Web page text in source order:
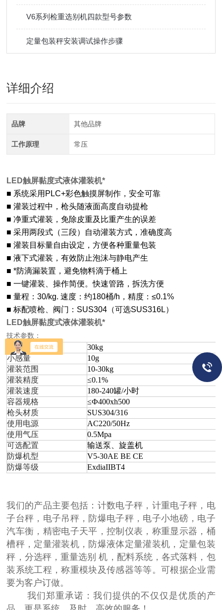
V6系列检重选别机四款型号参数
定量包装秤安装调试操作步骤
详细介绍
品牌 其他品牌
工作原理 常压
LED触屏黏度式液体灌装机*
■ 系统采用PLC+彩色触摸屏制作，安全可靠
■ 灌装过程中，枪头随液面高度自动提枪
■ 净重式灌装，免除皮重及比重产生的误差
■ 采用两段式（三段）自动灌装方式，准确度高
■ 灌装目标量自由设定，方便各种重量包装
■ 液下式灌装，有效防止泡沫与静电产生
■ *防滴漏装置，避免物料滴于桶上
■ 一键灌装、操作简便。快速管路，拆洗方便
■ 量程：30/kg. 速度：约180桶/h，精度：≤0.1%
■ 标配喷枪、阀门：SUS304（可选SUS316L）
LED触屏黏度式液体灌装机*
技术参数 ：
大称量
30kg
小感量
10g
灌装范围
10-30kg
灌装精度
≤0.1%
灌装速度
180-240罐/小时
容器规格
≤Ф400xh500
枪头材质
SUS304/316
使用电源
AC220/50Hz
使用气压
0.5Mpa
可选配置
输送泵、旋盖机
防爆机型
V5-30AE BE CE
防爆等级
ExdiaIIBT4
我们的产品主要包括：计数电子秤，计重电子秤，电
子台秤，电子吊秤，防爆电子秤，电子小地磅，电子
汽车衡，精密电子天平，控制仪表，称重显示器，桶
槽秤，定量灌装机，防爆液体定量灌装机，定量包装
秤，分选秤，重量选别 机，配料系统，各式落料，包
装系统工程，称重模块及传感器等等。可根据企业需
要为客户订做。
我们郑重承诺：我们提供的不仅仅是优质的产